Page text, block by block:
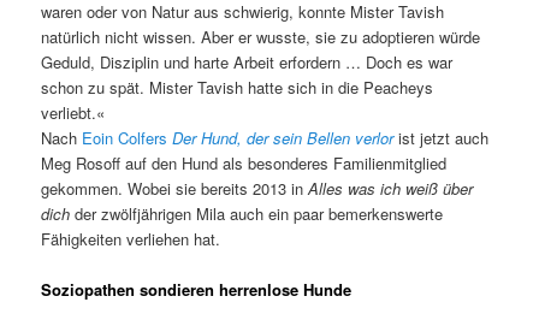
waren oder von Natur aus schwierig, konnte Mister Tavish
natürlich nicht wissen. Aber er wusste, sie zu adoptieren würde
Geduld, Disziplin und harte Arbeit erfordern … Doch es war
schon zu spät. Mister Tavish hatte sich in die Peacheys
verliebt.«
Nach Eoin ColfersDer Hund, der sein Bellen verlorist jetzt auch
Meg Rosoff auf den Hund als besonderes Familienmitglied
gekommen. Wobei sie bereits 2013 inAlles was ich weiß über
dich der zwölfjährigen Mila auch ein paar bemerkenswerte
Fähigkeiten verliehen hat.
Soziopathen sondieren herrenlose Hunde